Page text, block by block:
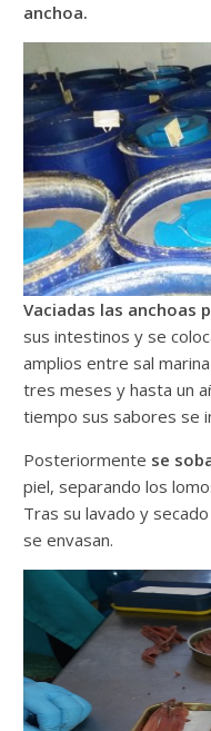
anchoa.
Vaciadas las anchoas
sus intestinos y se
amplios entre sal
tres meses y hasta un
tiempo sus sabores se
Posteriormente se
piel, separando los
Tras su lavado y
se envasan.